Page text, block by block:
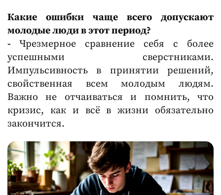
Какие ошибки чаще всего допускают
молодые люди в этот период?
- Чрезмерное сравнение себя с более
успешными сверстниками.
Импульсивность в принятии решений,
свойственная всем молодым людям.
Важно не отчаиваться и помнить, что
кризис, как и всё в жизни обязательно
закончится.